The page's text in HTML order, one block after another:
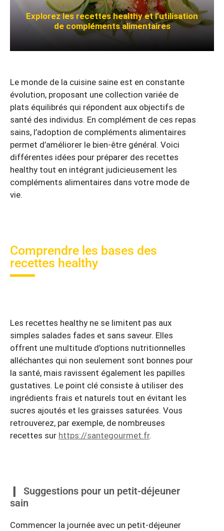
Explorez les recettes healthy et l’utilisation
de compléments alimentaires
Le monde de la cuisine saine est en constante
évolution, proposant une collection variée de
plats équilibrés qui répondent aux objectifs de
santé des individus. En complément de ces repas
sains, l’adoption de compléments alimentaires
permet d’améliorer le bien-être général. Voici
différentes idées pour préparer des recettes
healthy tout en intégrant judicieusement les
compléments alimentaires dans votre mode de
vie.
Comprendre les bases des
recettes healthy
Les recettes healthy ne se limitent pas aux
simples salades fades et sans saveur. Elles
offrent une multitude d’options nutritionnelles
alléchantes qui non seulement sont bonnes pour
la santé, mais ravissent également les papilles
gustatives. Le point clé consiste à utiliser des
ingrédients frais et naturels tout en évitant les
sucres ajoutés et les graisses saturées. Vous
retrouverez, par exemple, de nombreuses
recettes sur https://santegourmet.fr.
Suggestions pour un petit-déjeuner
sain
Commencer la journée avec un petit-déjeuner